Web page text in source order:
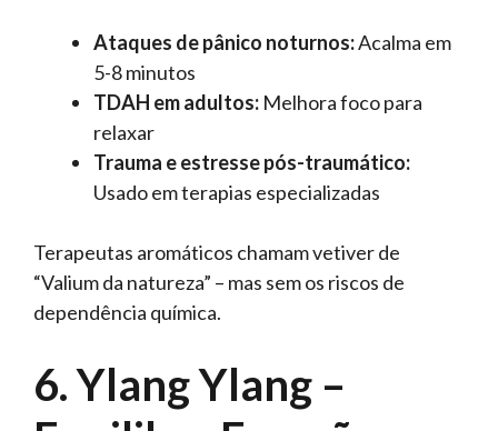
Ataques de pânico noturnos:Acalma em
5-8 minutos
TDAH em adultos: Melhora foco para
relaxar
Trauma e estresse pós-traumático:
Usado em terapias especializadas
Terapeutas aromáticos chamam vetiver de
“Valium da natureza” – mas sem os riscos de
dependência química.
6. Ylang Ylang –